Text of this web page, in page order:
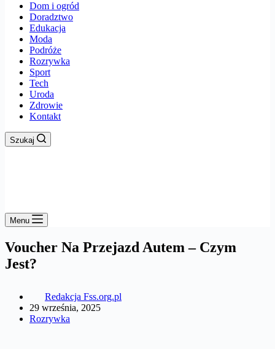
Dom i ogród
Doradztwo
Edukacja
Moda
Podróże
Rozrywka
Sport
Tech
Uroda
Zdrowie
Kontakt
Szukaj
Menu
Voucher Na Przejazd Autem – Czym
Jest?
Redakcja Fss.org.pl
29 września, 2025
Rozrywka